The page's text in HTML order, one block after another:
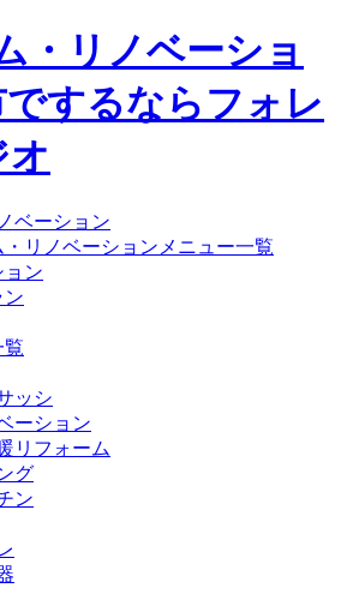
ベーション
・リノベーションメニュー一覧
ョン
ン
覧
ッシ
ーション
リフォーム
グ
ン